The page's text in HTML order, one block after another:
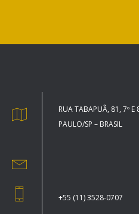
RUA TABAPUÃ, 81, 7º E
PAULO/SP – BRASIL
+55 (11) 3528-0707